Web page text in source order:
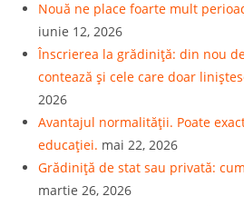
Nouă ne place foarte mult
iunie 12, 2026
Înscrierea la grădiniță: din nou
contează și cele care doar
2026
Avantajul normalității. Poate
educației. mai 22, 2026
Grădiniță de stat sau privată:
martie 26, 2026